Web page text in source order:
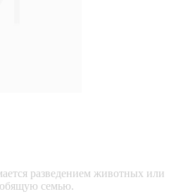
разведением животных или
семью.